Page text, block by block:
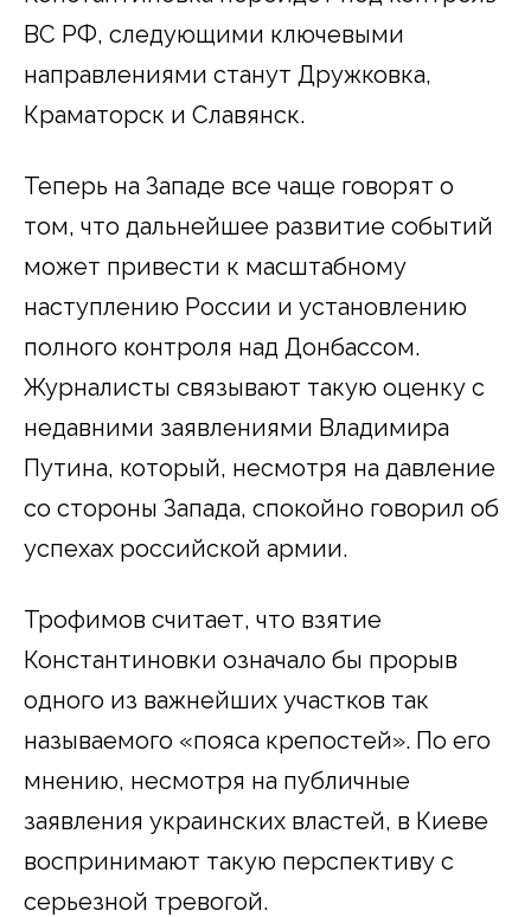
ВС РФ, следующими ключевыми
направлениями станут Дружковка,
Краматорск и Славянск.
Теперь на Западе все чаще говорят о
том, что дальнейшее развитие событий
может привести к масштабному
наступлению России и установлению
полного контроля над Донбассом.
Журналисты связывают такую оценку с
недавними заявлениями Владимира
Путина, который, несмотря на давление
со стороны Запада, спокойно говорил об
успехах российской армии.
Трофимов считает, что взятие
Константиновки означало бы прорыв
одного из важнейших участков так
называемого «пояса крепостей». По его
мнению, несмотря на публичные
заявления украинских властей, в Киеве
воспринимают такую перспективу с
серьезной тревогой.